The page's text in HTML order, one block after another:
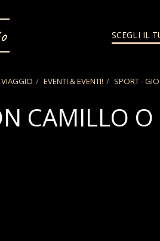
SCEGLI IL
VIAGGIO EVENTI & EVENTI! SPORT -
CAMILLO O